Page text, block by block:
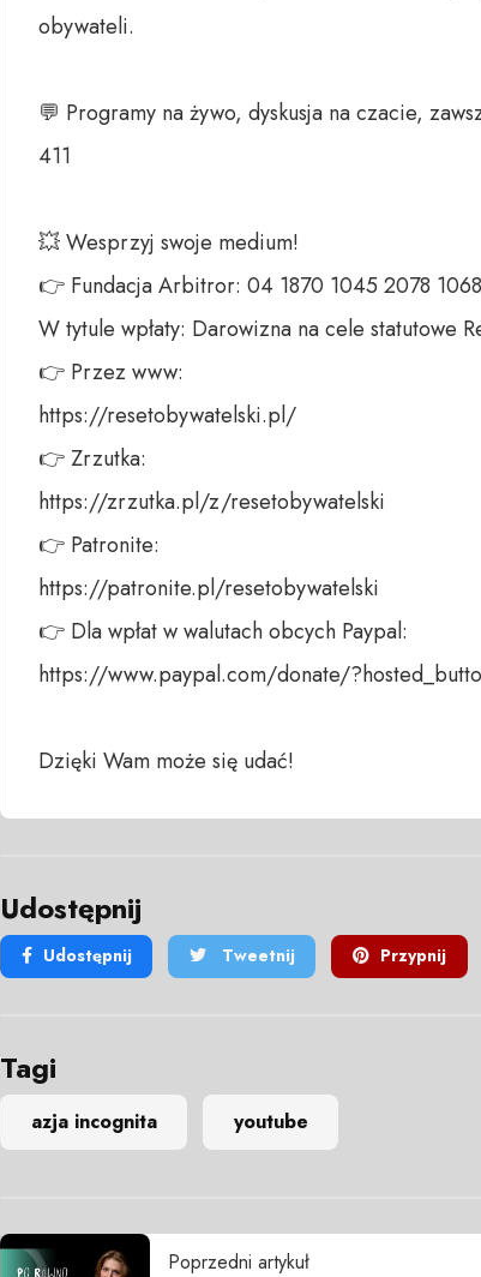
obywateli.
💬 Programy na żywo, dyskusja na czacie,
411
💥 Wesprzyj swoje medium!
👉 Fundacja Arbitror: 04 1870 1045 2078
W tytule wpłaty: Darowizna na cele statutowe
👉 Przez www:
https://resetobywatelski.pl/
👉 Zrzutka:
https://zrzutka.pl/z/resetobywatelski
👉 Patronite:
https://patronite.pl/resetobywatelski
👉 Dla wpłat w walutach obcych Paypal:
https://www.paypal.com/donate/
Dzięki Wam może się udać!
Udostępnij
Udostępnij Tweetnij Przypnij
Tagi
azja incognita youtube
Poprzedni artykuł